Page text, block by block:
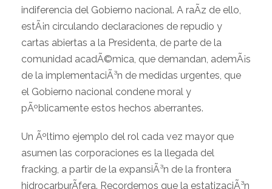
indiferencia del Gobierno nacional. A raÃ­z de ello,
estÃ¡n circulando declaraciones de repudio y
cartas abiertas a la Presidenta, de parte de la
comunidad acadÃ©mica, que demandan, ademÃ¡s
de la implementaciÃ³n de medidas urgentes, que
el Gobierno nacional condene moral y
pÃºblicamente estos hechos aberrantes.
Un Ãºltimo ejemplo del rol cada vez mayor que
asumen las corporaciones es la llegada del
fracking, a partir de la expansiÃ³n de la frontera
hidrocarburÃ­fera. Recordemos que la estatizaciÃ³n